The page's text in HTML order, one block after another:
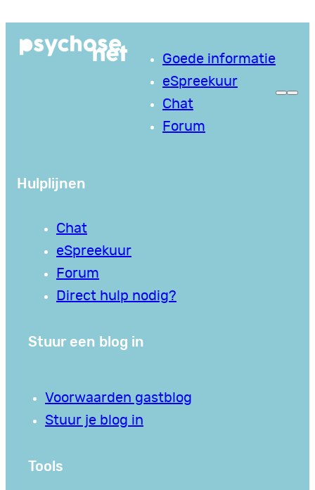
naar
Goede informatie
eSpreekuur
Chat
Forum
Hulplijnen
Chat
eSpreekuur
Forum
Direct hulp nodig?
Stuur een blog in
Voorwaarden gastblog
Stuur je blog in
Tools